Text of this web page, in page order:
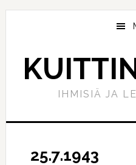
Hyppää
Hyppää
IHMISIÄ JA
25.7.1943